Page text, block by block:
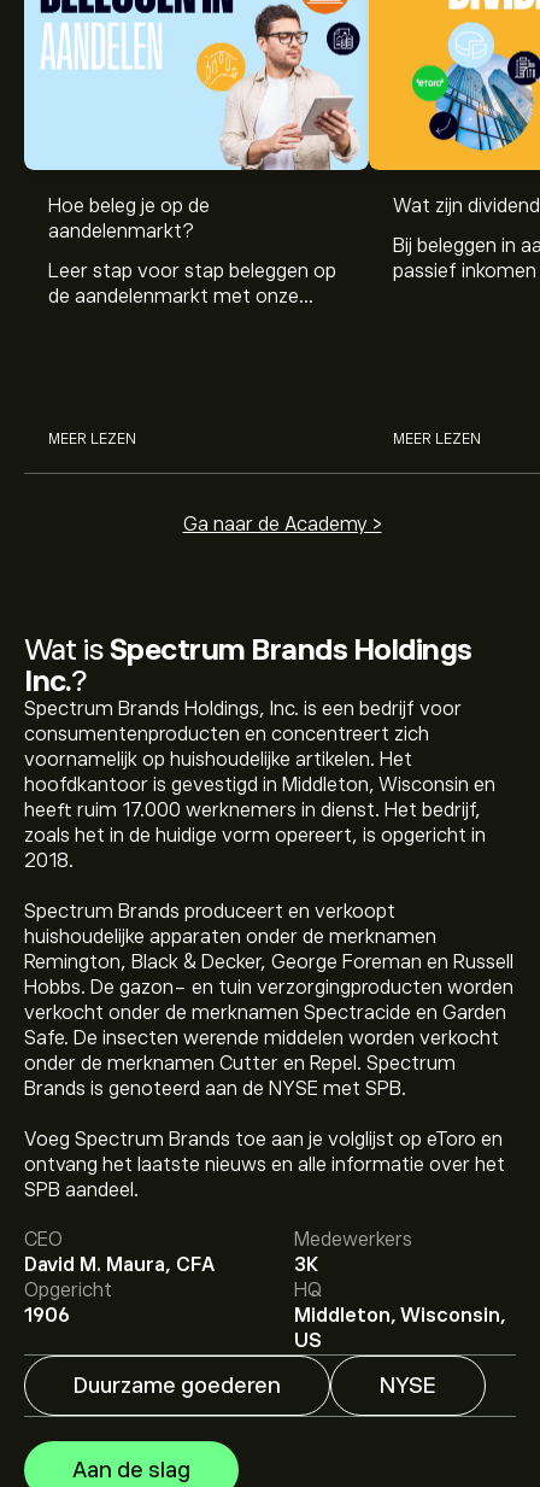
Wat isSpectrum Brands Holdings
Inc.?
Spectrum Brands Holdings, Inc. is een bedrijf voor
consumentenproducten en concentreert zich
voornamelijk op huishoudelijke artikelen. Het
hoofdkantoor is gevestigd in Middleton, Wisconsin en
heeft ruim 17.000 werknemers in dienst. Het bedrijf,
zoals het in de huidige vorm opereert, is opgericht in
2018.
Spectrum Brands produceert en verkoopt
huishoudelijke apparaten onder de merknamen
Remington, Black & Decker, George Foreman en Russell
Hobbs. De gazon- en tuin verzorgingproducten worden
verkocht onder de merknamen Spectracide en Garden
Safe. De insecten werende middelen worden verkocht
onder de merknamen Cutter en Repel. Spectrum
Brands is genoteerd aan de NYSE met SPB.
Voeg Spectrum Brands toe aan je volglijst op eToro en
ontvang het laatste nieuws en alle informatie over het
SPB aandeel.
CEO
David M. Maura, CFA
Medewerkers
3K
Opgericht
1906
HQ
Middleton, Wisconsin,
US
Duurzame goederen NYSE
Aan de slag
Hoe beleg je op de
aandelenmarkt?
Leer stap voor stap beleggen op
de aandelenmarkt met onze
MEER LEZEN
Wat zijn
Bij beleggen in
passief
MEER LEZEN
Ga naar de Academy >
De huidige koers van SPB is 90.13‎$‎.
Het gemiddelde koersdoel voor Spectrum Brands
Holdings Inc. is 90.13‎$‎.
Meld je aanbij eToro voor
gedetailleerde analistenvoorspellingen en koersdoelen.
Analisten bieden voorspellingen voor Spectrum Brands
Holdings Inc. gebaseerd op markttrends, financiële
rapporten en verwachte groei. Bekijk de meest recente
voorspelling voor toekomstige koersbewegingen.